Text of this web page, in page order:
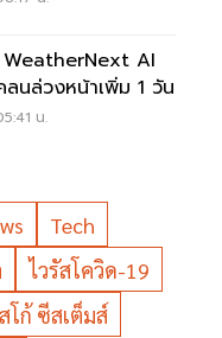
AI
นล่วงหน้าเพิ่ม 1 วัน
น.
Tech
ไวรัสโควิด-19
โก้ ซีสเต็มส์